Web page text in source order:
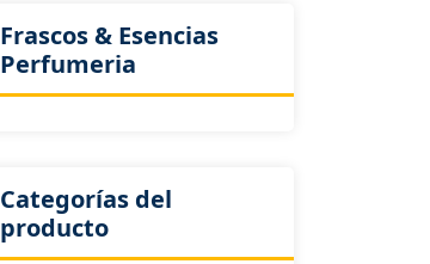
Frascos & Esencias
Perfumeria
Categorías del
producto